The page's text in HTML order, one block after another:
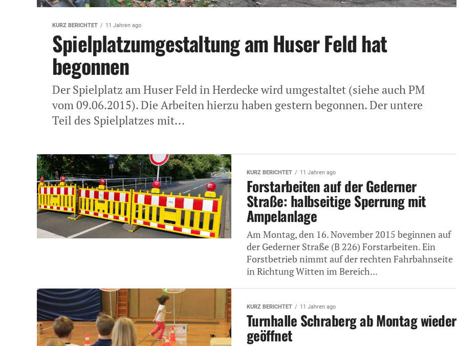
KURZ BERICHTET 11 Jahren ago
Spielplatzumgestaltung am Huser Feld hat
begonnen
Der Spielplatz am Huser Feld in Herdecke wird umgestaltet (siehe auch PM
vom 09.06.2015). Die Arbeiten hierzu haben gestern begonnen. Der untere
Teil des Spielplatzes mit...
KURZ BERICHTET 11 Jahren ago
Forstarbeiten auf der Gederner
Straße: halbseitige Sperrung mit
Ampelanlage
Am Montag, den 16. November 2015 beginnen auf
der Gederner Straße (B 226) Forstarbeiten. Ein
Forstbetrieb nimmt auf der rechten Fahrbahnseite
in Richtung Witten im Bereich...
KURZ BERICHTET 11 Jahren ago
Turnhalle Schraberg ab Montag wieder
geöffnet